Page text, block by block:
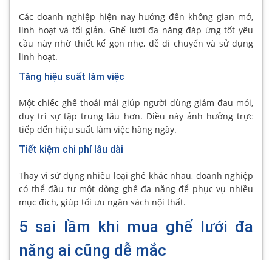
Các doanh nghiệp hiện nay hướng đến không gian mở,
linh hoạt và tối giản. Ghế lưới đa năng đáp ứng tốt yêu
cầu này nhờ thiết kế gọn nhẹ, dễ di chuyển và sử dụng
linh hoạt.
Tăng hiệu suất làm việc
Một chiếc ghế thoải mái giúp người dùng giảm đau mỏi,
duy trì sự tập trung lâu hơn. Điều này ảnh hưởng trực
tiếp đến hiệu suất làm việc hàng ngày.
Tiết kiệm chi phí lâu dài
Thay vì sử dụng nhiều loại ghế khác nhau, doanh nghiệp
có thể đầu tư một dòng ghế đa năng để phục vụ nhiều
mục đích, giúp tối ưu ngân sách nội thất.
5 sai lầm khi mua ghế lưới đa
năng ai cũng dễ mắc